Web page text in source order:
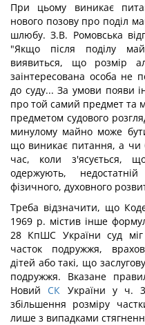
При цьому виникає
нового позову про поділ
шлюбу. З.В. Ромовська
"Якщо після поділу
виявиться, що розмір
заінтересована особа не
до суду... За умови появи
про той самий предмет та
предметом судового
минулому майно може
що виникає питання, а чи
час, коли з'ясується,
одержують,
фізичного, духовного
Треба відзначити, що
1969 р. містив інше
28 КпШС України суд міг
часток подружжя,
дітей або такі, що
подружжя. Вказане
Новий СК України у ч. 3
збільшення розміру
лише з випадками